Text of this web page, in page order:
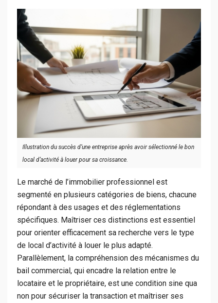
Illustration du succès d’une entreprise après avoir sélectionné le bon
local d’activité à louer pour sa croissance.
Le marché de l’immobilier professionnel est
segmenté en plusieurs catégories de biens, chacune
répondant à des usages et des réglementations
spécifiques. Maîtriser ces distinctions est essentiel
pour orienter efficacement sa recherche vers le type
de local d’activité à louer le plus adapté.
Parallèlement, la compréhension des mécanismes du
bail commercial, qui encadre la relation entre le
locataire et le propriétaire, est une condition sine qua
non pour sécuriser la transaction et maîtriser ses